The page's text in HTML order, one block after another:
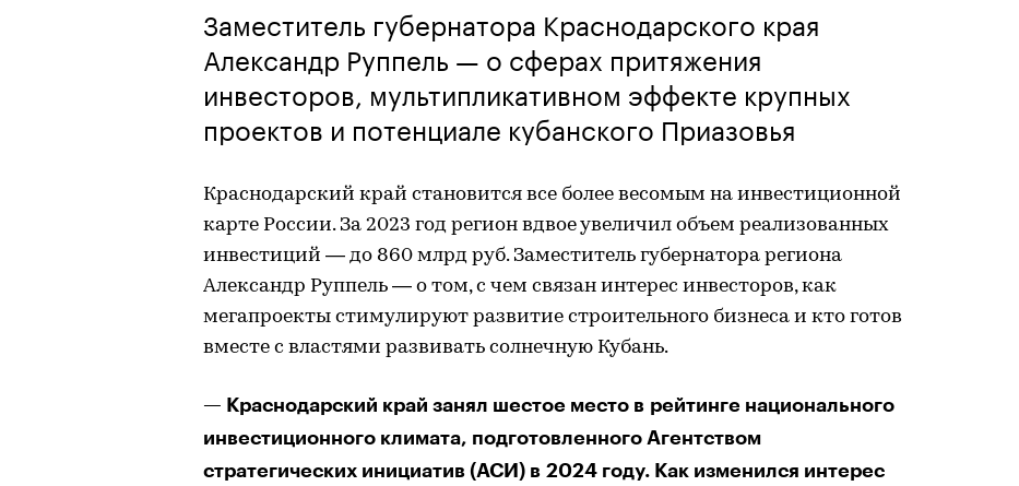
Заместитель губернатора Краснодарского края
Александр Руппель — о сферах притяжения
инвесторов, мультипликативном эффекте крупных
проектов и потенциале кубанского Приазовья
Краснодарский край становится все более весомым на инвестиционной
карте России. За 2023 год регион вдвое увеличил объем реализованных
инвестиций — до 860 млрд руб. Заместитель губернатора региона
Александр Руппель — о том, с чем связан интерес инвесторов, как
мегапроекты стимулируют развитие строительного бизнеса и кто готов
вместе с властями развивать солнечную Кубань.
— Краснодарский край занял шестое место в рейтинге национального
инвестиционного климата, подготовленного Агентством
стратегических инициатив (АСИ) в 2024 году. Как изменился интерес